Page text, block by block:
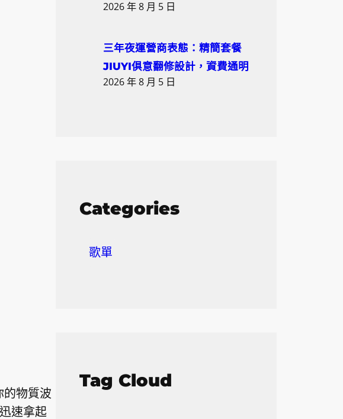
的物質波
速拿起
2026 年 8 月 5 日
三年夜運營商表態：精簡套餐
JIUYI俱意翻修設計，資費通明
2026 年 8 月 5 日
Categories
歌單
Tag Cloud